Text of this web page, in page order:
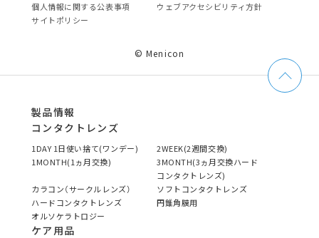
個⼈情報に関する公表事項
ウェブアクセシビリティ方針
サイトポリシー
© Menicon
製品情報
コンタクトレンズ
1DAY 1日使い捨て(ワンデー)
2WEEK(2週間交換)
1MONTH(1ヵ月交換)
3MONTH(3ヵ月交換ハード
コンタクトレンズ)
カラコン（サークルレンズ）
ソフトコンタクトレンズ
ハードコンタクトレンズ
円錐角膜用
オルソケラトロジー
ケア用品